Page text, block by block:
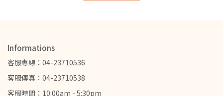
Informations
客服專線：04-23710536
客服傳真：04-23710538
客服時間：10:00am - 5:30pm